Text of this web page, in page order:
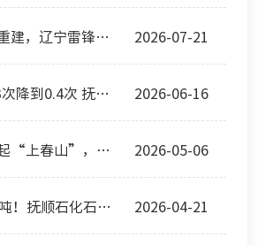
从巡河到清淤重建，辽宁雷锋干部学院全链条支援显担当 2026-07-21
跑动次数从2.3次降到0.4次 抚顺县这盘“营商棋”下得实 2026-06-16
乐游五一｜一起“上春山”，宝藏县域释放反向引力 2026-05-06
产销双破15万吨！抚顺石化石油一厂油蜡联产项目创投产以来最优 2026-04-21